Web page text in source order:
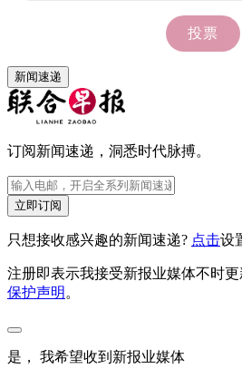
新闻速递
订阅新闻速递，洞悉时代脉搏。
立即订阅
只想接收感兴趣的新闻速递? 点击设
注册即表示我接受新报业媒体不时更
保护声明。
是， 我希望收到新报业媒体